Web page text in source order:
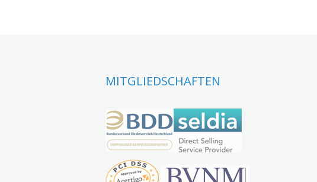
MITGLIEDSCHAFTEN